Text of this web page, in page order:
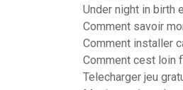
Under night in birth
Comment savoir
Comment installer
Comment cest loin
Telecharger jeu